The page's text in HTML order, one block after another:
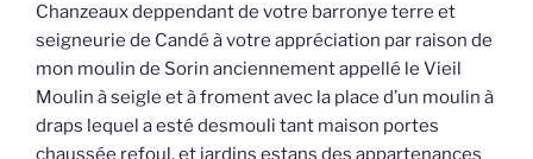
Chanzeaux deppendant de votre barronye terre et
seigneurie de Candé à votre appréciation par raison de
mon moulin de Sorin anciennement appellé le Vieil
Moulin à seigle et à froment avec la place d’un moulin à
draps lequel a esté desmouli tant maison portes